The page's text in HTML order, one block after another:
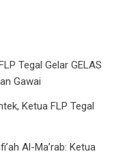
Tegal Gelar GELAS
Gawai
Ketua FLP Tegal
Al-Ma’rab: Ketua